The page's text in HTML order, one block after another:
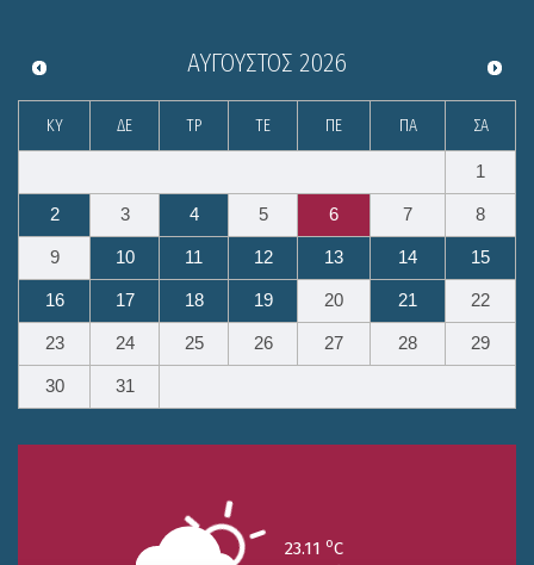
ΑΎΓΟΥΣΤΟΣ 2026
ΚΥ ΔΕ ΤΡ ΤΕ ΠΕ ΠΑ ΣΑ
1
2 3 4 5 6 7 8
9 10 11 12 13 14 15
16 17 18 19 20 21 22
23 24 25 26 27 28 29
30 31
23.11 oC